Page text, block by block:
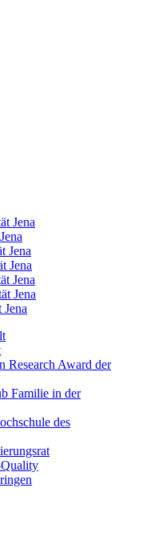
Jena
Jena
Jena
Jena
Jena
Research Award der
Familie in der
des